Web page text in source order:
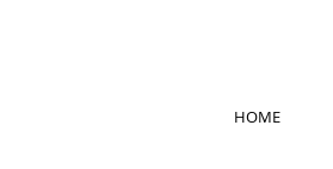
HOME